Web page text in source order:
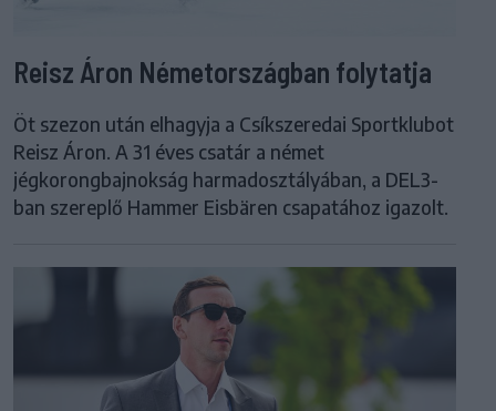
Reisz Áron Németországban folytatja
Öt szezon után elhagyja a Csíkszeredai Sportklubot
Reisz Áron. A 31 éves csatár a német
jégkorongbajnokság harmadosztályában, a DEL3-
ban szereplő Hammer Eisbären csapatához igazolt.